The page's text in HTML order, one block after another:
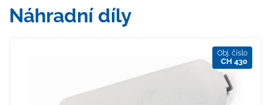
Náhradní díly
Obj. číslo
CH 430